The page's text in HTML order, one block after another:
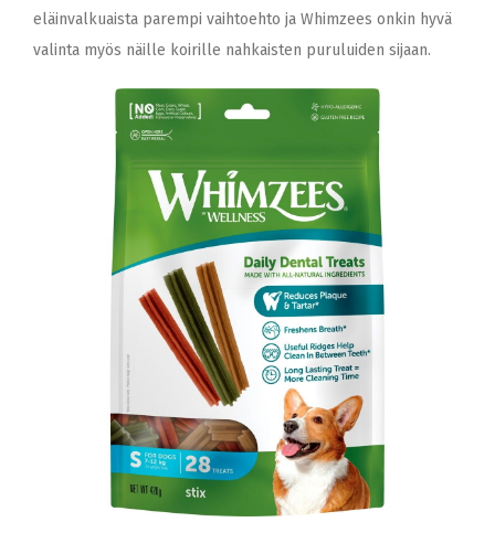
eläinvalkuaista parempi vaihtoehto ja Whimzees onkin hyvä
valinta myös näille koirille nahkaisten puruluiden sijaan.